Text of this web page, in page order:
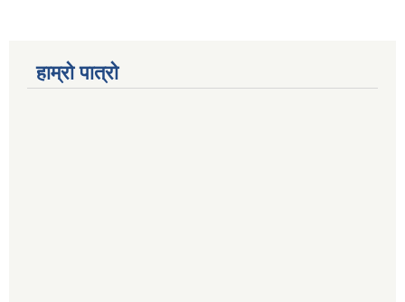
हाम्रो पात्रो